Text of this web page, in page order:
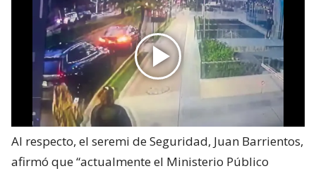
Al respecto, el seremi de Seguridad, Juan Barrientos,
afirmó que “actualmente el Ministerio Público